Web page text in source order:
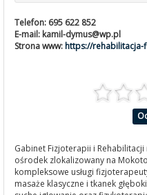
Telefon: 695 622 852
E-mail: kamil-dymus@wp.pl
Strona www: https://
Gabinet Fizjoterapii i
ośrodek zlokalizowany na
kompleksowe usługi
masaże klasyczne i tkanek